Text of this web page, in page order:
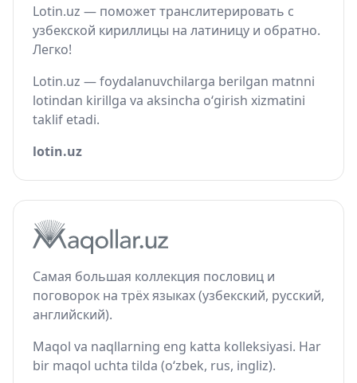
Lotin.uz — поможет транслитерировать с
узбекской кириллицы на латиницу и обратно.
Легко!
Lotin.uz — foydalanuvchilarga berilgan matnni
lotindan kirillga va aksincha o‘girish xizmatini
taklif etadi.
lotin.uz
Самая большая коллекция пословиц и
поговорок на трёх языках (узбекский, русский,
английский).
Maqol va naqllarning eng katta kolleksiyasi. Har
bir maqol uchta tilda (o‘zbek, rus, ingliz).